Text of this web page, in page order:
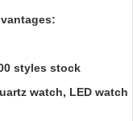
styles stock
watch, LED watch